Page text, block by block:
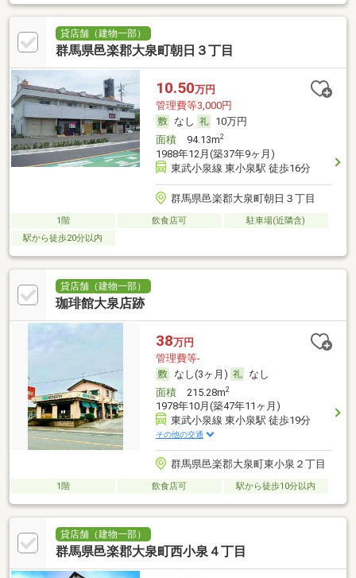
貸店舗（建物一部）
群馬県邑楽郡大泉町朝日３丁目
10.50万円
管理費等3,000円
なし
10万円
面積94.13m2
1988年12月(築37年9ヶ月)
東武小泉線 東小泉駅 徒歩16分
群馬県邑楽郡大泉町朝日３丁目
1階 飲食店可
駐車場(近隣含)
駅から徒歩20分以内
貸店舗（建物一部）
珈琲館大泉店跡
38万円
管理費等-
なし(3ヶ月)
なし
面積215.28m2
1978年10月(築47年11ヶ月)
東武小泉線 東小泉駅 徒歩19分
その他の交通
群馬県邑楽郡大泉町東小泉２丁目
1階 飲食店可 駅から徒歩10分以内
貸店舗（建物一部）
群馬県邑楽郡大泉町西小泉４丁目